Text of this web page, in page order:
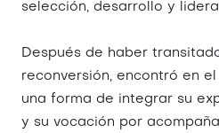
selección, desarrollo y
Después de haber
reconversión, encontró en
una forma de integrar su
y su vocación por